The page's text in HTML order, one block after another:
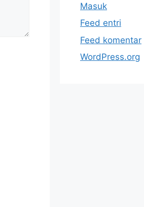
Masuk
Feed entri
Feed komentar
WordPress.org